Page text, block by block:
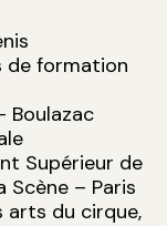
de formation
Boulazac
Supérieur de
– Paris
arts du cirque,